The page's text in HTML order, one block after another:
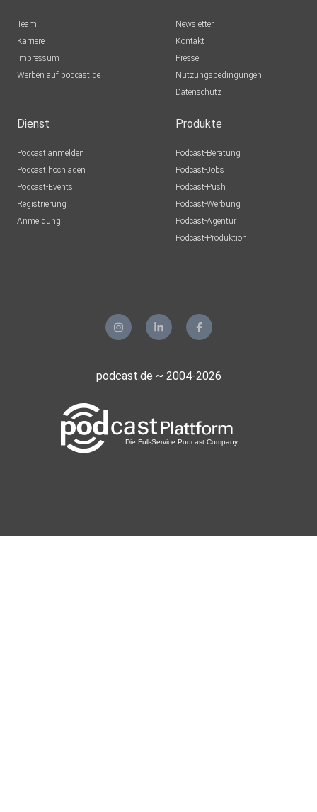
Team
Karriere
Impressum
Werben auf podcast.de
Newsletter
Kontakt
Presse
Nutzungsbedingungen
Datenschutz
Dienst
Podcast anmelden
Podcast hochladen
Podcast-Events
Registrierung
Anmeldung
Produkte
Podcast-Beratung
Podcast-Jobs
Podcast-Push
Podcast-Werbung
Podcast-Agentur
Podcast-Produktion
podcast.de ~ 2004-2026